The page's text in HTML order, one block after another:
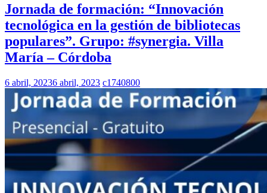
Jornada de formación: “Innovación
tecnológica en la gestión de bibliotecas
populares”. Grupo: #synergia. Villa
María – Córdoba
6 abril, 20236 abril, 2023 c1740800